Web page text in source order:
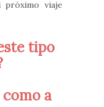
próximo viaje
tipo
a